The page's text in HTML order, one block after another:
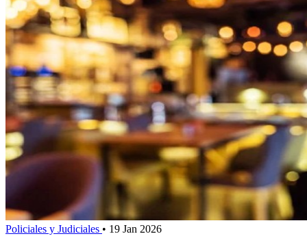
Policiales y Judiciales • 19 Jan 2026